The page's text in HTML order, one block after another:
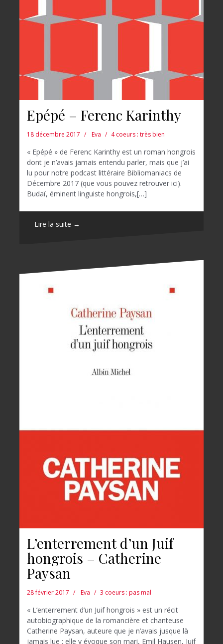
Epépé – Ferenc Karinthy
18 décembre 2017 Eva 4 coeurs : très bien
« Epépé » de Ferenc Karinthy est un roman hongrois
dont je n’avais jamais entendu parler, mais que j’ai
lu pour notre podcast littéraire Bibliomaniacs de
Décembre 2017 (que vous pouvez retrouver ici).
Budaï, éminent linguiste hongrois,[…]
Lire la suite →
L’enterrement d’un Juif
hongrois – Catherine
Paysan
28 février 2017 Eva 3 coeurs : pas mal
« L’enterrement d’un Juif hongrois » est un récit
autobiographique de la romancière et chanteuse
Catherine Paysan, auteure que je n’avais jusque là
jamais lue : elle y évoque son mari, Emil Hausen, Juif